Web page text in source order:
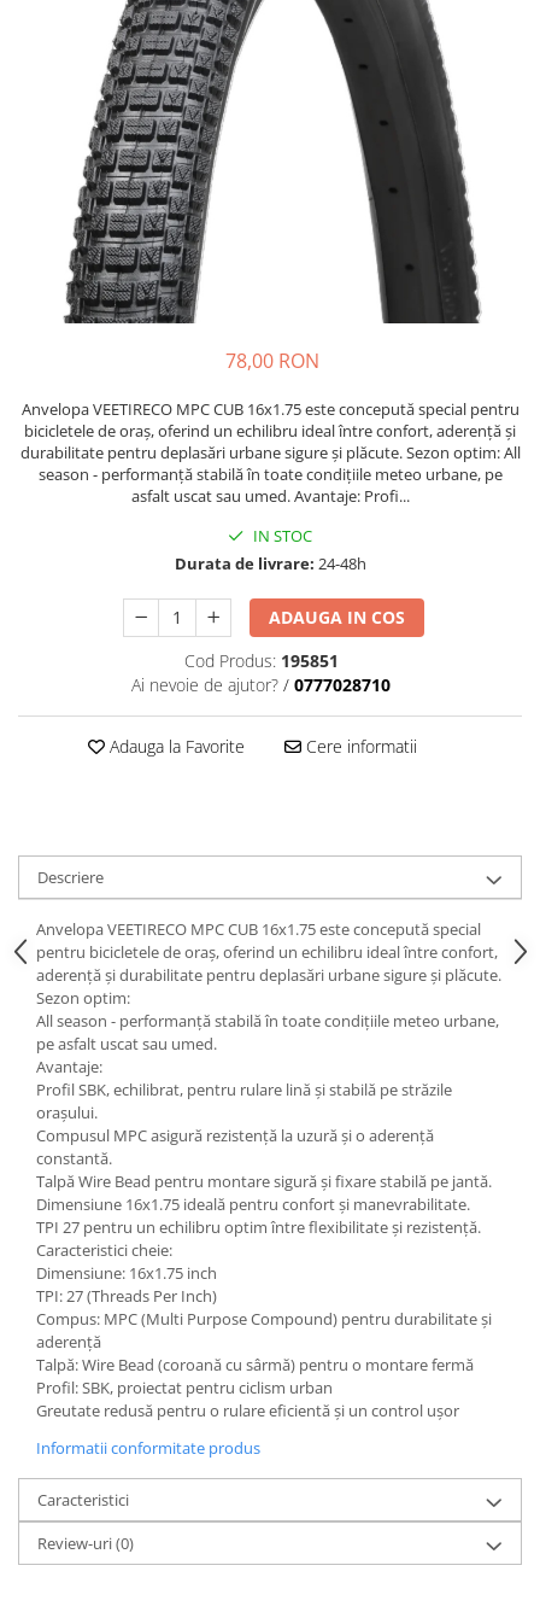
https://www.doctortrotineta.ro/lumini
Stop trotineta
https://www.doctortrotineta.ro/cadru
Aparatori (aripi)
Cricuri trotineta
Suruburi
Suspensie
78,00 RON
Anvelopa VEETIRECO MPC CUB 16x1.75 este concepută special pentru
bicicletele de oraș, oferind un echilibru ideal între confort, aderență și
durabilitate pentru deplasări urbane sigure și plăcute. Sezon optim: All
season - performanță stabilă în toate condițiile meteo urbane, pe
asfalt uscat sau umed. Avantaje: Profi...
IN STOC
Durata de livrare: 24-48h
ADAUGA IN COS
Cod Produs: 195851
Ai nevoie de ajutor? / 0777028710
Adauga la Favorite Cere informatii
Descriere
Anvelopa VEETIRECO MPC CUB 16x1.75 este concepută special
pentru bicicletele de oraș, oferind un echilibru ideal între confort,
aderență și durabilitate pentru deplasări urbane sigure și plăcute.
Sezon optim:
All season - performanță stabilă în toate condițiile meteo urbane,
pe asfalt uscat sau umed.
Avantaje:
Profil SBK, echilibrat, pentru rulare lină și stabilă pe străzile
orașului.
Compusul MPC asigură rezistență la uzură și o aderență
constantă.
Talpă Wire Bead pentru montare sigură și fixare stabilă pe jantă.
Dimensiune 16x1.75 ideală pentru confort și manevrabilitate.
TPI 27 pentru un echilibru optim între flexibilitate și rezistență.
Caracteristici cheie:
Dimensiune: 16x1.75 inch
TPI: 27 (Threads Per Inch)
Compus: MPC (Multi Purpose Compound) pentru durabilitate și
aderență
Talpă: Wire Bead (coroană cu sârmă) pentru o montare fermă
Profil: SBK, proiectat pentru ciclism urban
Greutate redusă pentru o rulare eficientă și un control ușor
Informatii conformitate produs
Caracteristici
Review-uri(0)